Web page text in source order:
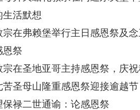
生活默想
宗在弗赖堡举行主日感恩祭及
恩祭
宗在圣地亚哥主持感恩祭，庆
苦圣母山隆重感恩祭迎接逾越节
保禄二世通谕：论感恩祭